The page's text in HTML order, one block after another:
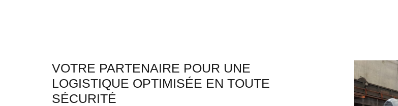
VOTRE PARTENAIRE POUR UNE
LOGISTIQUE OPTIMISÉE EN TOUTE
SÉCURITÉ